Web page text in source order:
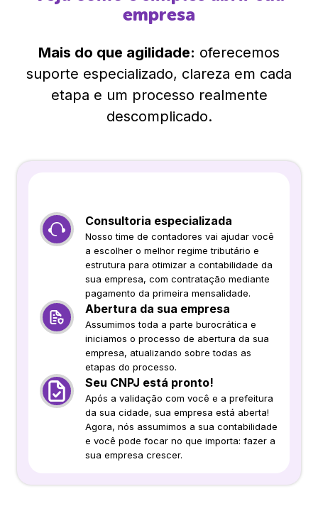
empresa
Mais do que agilidade: oferecemos
suporte especializado, clareza em cada
etapa e um processo realmente
descomplicado.
Consultoria especializada
Nosso time de contadores vai ajudar você
a escolher o melhor regime tributário e
estrutura para otimizar a contabilidade da
sua empresa, com contratação mediante
pagamento da primeira mensalidade.
Abertura da sua empresa
Assumimos toda a parte burocrática e
iniciamos o processo de abertura da sua
empresa, atualizando sobre todas as
etapas do processo.
Seu CNPJ está pronto!
Após a validação com você e a prefeitura
da sua cidade, sua empresa está aberta!
Agora, nós assumimos a sua contabilidade
e você pode focar no que importa: fazer a
sua empresa crescer.